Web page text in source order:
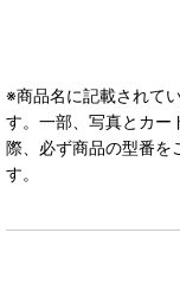
※商品名に記載されて
す。一部、写真とカー
際、必ず商品の型番を
す。